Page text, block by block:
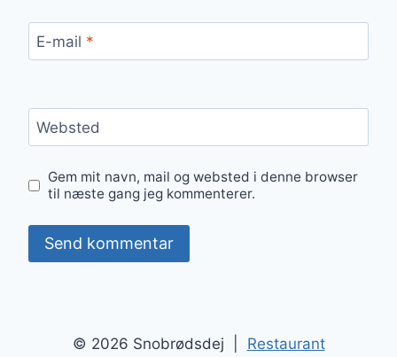
E-mail *
Websted
Gem mit navn, mail og websted i denne browser
til næste gang jeg kommenterer.
© 2026 Snobrødsdej | Restaurant